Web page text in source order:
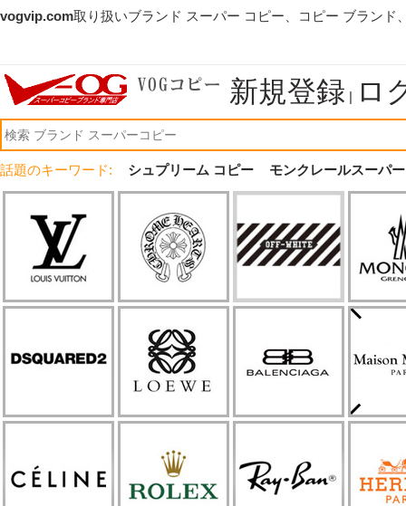
vogvip.com取り扱いブランド スーパー コピー、コピー ブランド
新規登録 | ロ
話題のキーワード: シュプリーム コピー モンクレールスーパ